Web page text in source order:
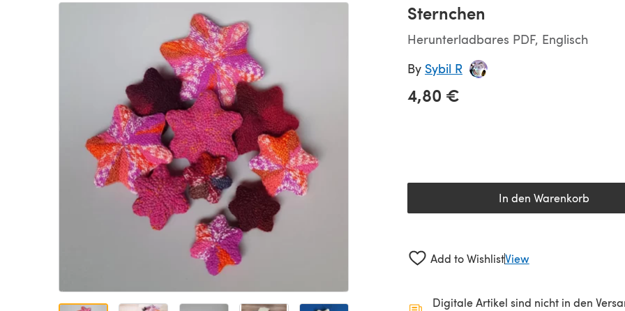
Sternchen
Herunterladbares PDF, Englisch
By Sybil R
4,80 €
In den Warenkorb
Add to WishlistView
Digitale Artikel sind nicht in den